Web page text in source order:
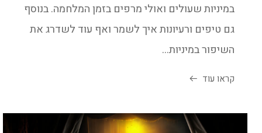
במיניות שעולים ואולי מרפים בזמן המלחמה. בנוסף
גם טיפים ורעיונות איך לשמר ואף עוד לשדרג את
השיפור במיניות...
קראו עוד